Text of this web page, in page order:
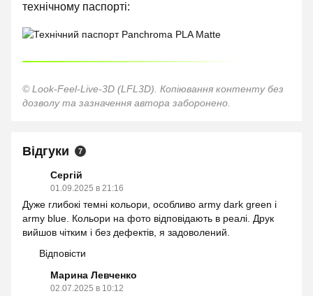
технічному паспорті:
© Look-Feel-Live-3D (LFL3D). Копіювання контенту без
дозволу та зазначення автора заборонено.
Відгуки 7
Сергій
01.09.2025 в 21:16
Дуже глибокі темні кольори, особливо army dark green і
army blue. Кольори на фото відповідають в реалі. Друк
вийшов чітким і без дефектів, я задоволений.
Відповісти
Марина Левченко
02.07.2025 в 10:12